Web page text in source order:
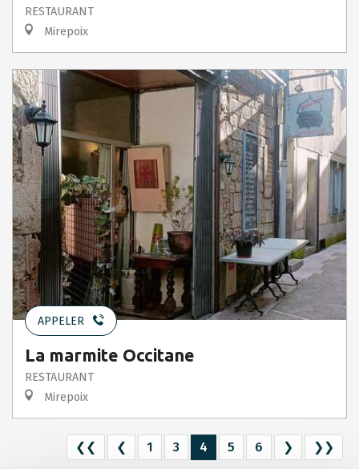
RESTAURANT
Mirepoix
APPELER
La marmite Occitane
RESTAURANT
Mirepoix
❮❮ ❮ 1 3 4 5 6 ❯ ❯❯